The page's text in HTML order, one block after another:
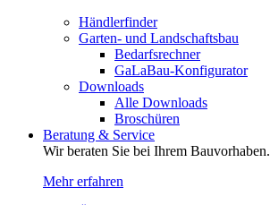
Händlerfinder
Garten- und Landschaftsbau
Bedarfsrechner
GaLaBau-Konfigurator
Downloads
Alle Downloads
Broschüren
Beratung & Service
Wir beraten Sie bei Ihrem Bauvorhaben.
Mehr erfahren